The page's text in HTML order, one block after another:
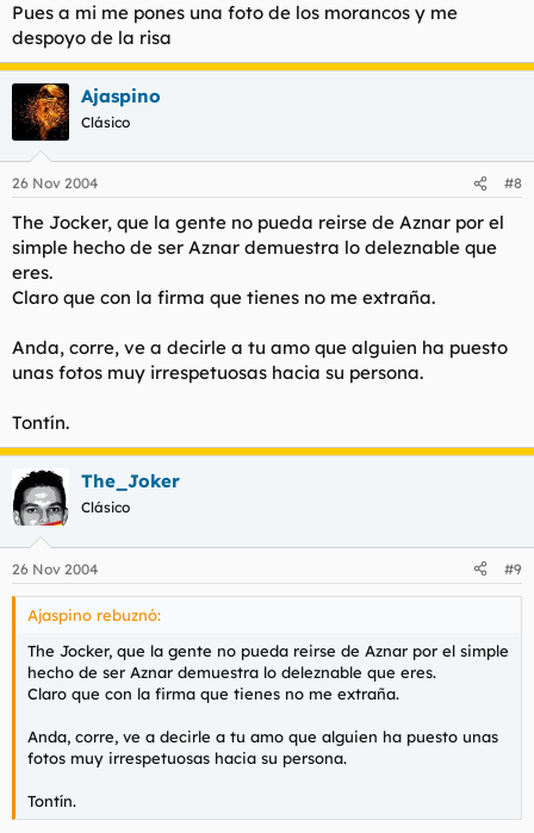
Pues a mi me pones una foto de los morancos y me
despoyo de la risa
Ajaspino
Clásico
26 Nov 2004 #8
The Jocker, que la gente no pueda reirse de Aznar por el
simple hecho de ser Aznar demuestra lo deleznable que
eres.
Claro que con la firma que tienes no me extraña.
Anda, corre, ve a decirle a tu amo que alguien ha puesto
unas fotos muy irrespetuosas hacia su persona.
Tontín.
The_Joker
Clásico
26 Nov 2004 #9
Ajaspino rebuznó:
The Jocker, que la gente no pueda reirse de Aznar por el simple
hecho de ser Aznar demuestra lo deleznable que eres.
Claro que con la firma que tienes no me extraña.
Anda, corre, ve a decirle a tu amo que alguien ha puesto unas
fotos muy irrespetuosas hacia su persona.
Tontín.